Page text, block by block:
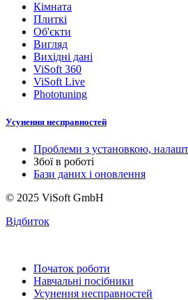
Кімната
Плиткі
Об'єкти
Вигляд
Вихідні дані
ViSoft 360
ViSoft Live
Phototuning
Усунення несправностей
Проблеми з установкою,
Збої в роботі
Бази даних і оновлення
© 2025 ViSoft GmbH
Відбиток
Початок роботи
Навчальні посібники
Усунення несправностей